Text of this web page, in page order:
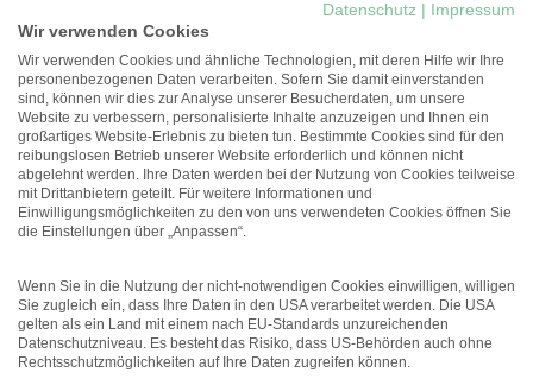
Danke!: Das Wort, das im Job
meistens ungesagt bleibt
New Work
Studie: Workations können die
Arbeitgeberattraktivität
erhöhen
Führung
Unterschätztes Potenzial:
Führungskräfte mit
Einschränkungen
Datenschutz
Impressum
Wir verwenden Cookies
Wir verwenden Cookies und ähnliche Technologien, mit deren Hilfe wir Ihre
personenbezogenen Daten verarbeiten. Sofern Sie damit einverstanden
sind, können wir dies zur Analyse unserer Besucherdaten, um unsere
Website zu verbessern, personalisierte Inhalte anzuzeigen und Ihnen ein
großartiges Website-Erlebnis zu bieten tun. Bestimmte Cookies sind für den
reibungslosen Betrieb unserer Website erforderlich und können nicht
abgelehnt werden. Ihre Daten werden bei der Nutzung von Cookies teilweise
mit Drittanbietern geteilt. Für weitere Informationen und
Einwilligungsmöglichkeiten zu den von uns verwendeten Cookies öffnen Sie
die Einstellungen über „Anpassen“.
Wenn Sie in die Nutzung der nicht-notwendigen Cookies einwilligen, willigen
Sie zugleich ein, dass Ihre Daten in den USA verarbeitet werden. Die USA
gelten als ein Land mit einem nach EU-Standards unzureichenden
Datenschutzniveau. Es besteht das Risiko, dass US-Behörden auch ohne
Rechtsschutzmöglichkeiten auf Ihre Daten zugreifen können.